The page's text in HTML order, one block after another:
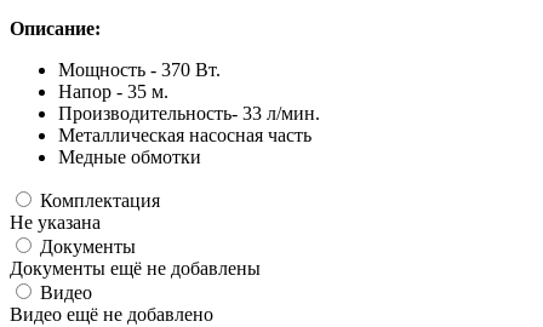
Описание:
Мощность - 370 Вт.
Напор - 35 м.
Производительность- 33 л/мин.
Металлическая насосная часть
Медные обмотки
Комплектация
Не указана
Документы
Документы ещё не добавлены
Видео
Видео ещё не добавлено